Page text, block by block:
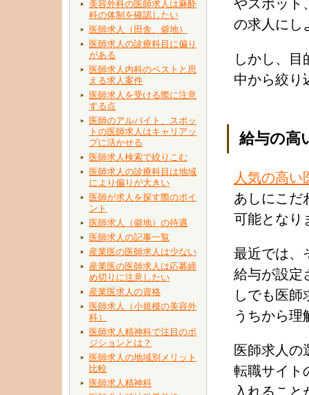
美容外科の医師求人は麻酔
科の体制を確認したい
医師求人（田舎、僻地）
医師求人の診療科目に偏り
がある
医師求人内科のベストと思
える求人案件
医師求人を受ける際に注意
する点
医師のアルバイト、スポッ
トの医師求人はキャリアッ
プに活かせる
医師求人検索で絞りこむ
医師求人の診療科目は地域
により偏りが大きい
医師が求人を探す際のポイ
ント
医師求人（僻地）の待遇
医師求人の記事一覧
産業医の医師求人は少ない
産業医の医師求人は応募締
め切りに注意したい
産業医求人の資格
医師求人（小規模の美容外
科）
医師求人精神科で注目のポ
ジションとは？
医師求人の地域別メリット
比較
医師求人精神科
やスポット
の求人にし
しかし、
中から絞り
給与の高
人気の高い
あしにこだ
可能となり
最近では、
給与が設定
しでも医
うちから理
医師求人の
転職サイト
入れること